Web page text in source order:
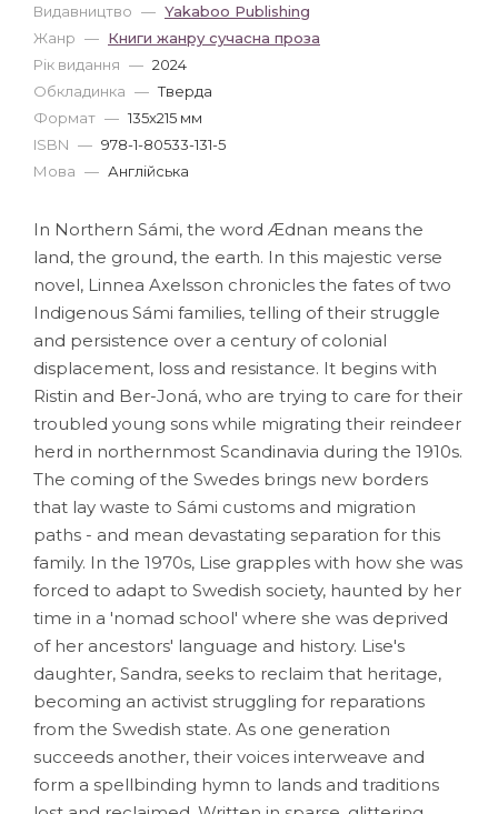
Видавництво — Yakaboo Publishing
Жанр — Книги жанру сучасна проза
Рік видання — 2024
Обкладинка — Тверда
Формат — 135x215 мм
ISBN — 978-1-80533-131-5
Мова — Англійська
In Northern Sámi, the word Ædnan means the
land, the ground, the earth. In this majestic verse
novel, Linnea Axelsson chronicles the fates of two
Indigenous Sámi families, telling of their struggle
and persistence over a century of colonial
displacement, loss and resistance. It begins with
Ristin and Ber-Joná, who are trying to care for their
troubled young sons while migrating their reindeer
herd in northernmost Scandinavia during the 1910s.
The coming of the Swedes brings new borders
that lay waste to Sámi customs and migration
paths - and mean devastating separation for this
family. In the 1970s, Lise grapples with how she was
forced to adapt to Swedish society, haunted by her
time in a 'nomad school' where she was deprived
of her ancestors' language and history. Lise's
daughter, Sandra, seeks to reclaim that heritage,
becoming an activist struggling for reparations
from the Swedish state. As one generation
succeeds another, their voices interweave and
form a spellbinding hymn to lands and traditions